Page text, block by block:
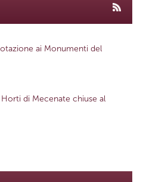
ai Monumenti del
di Mecenate chiuse al